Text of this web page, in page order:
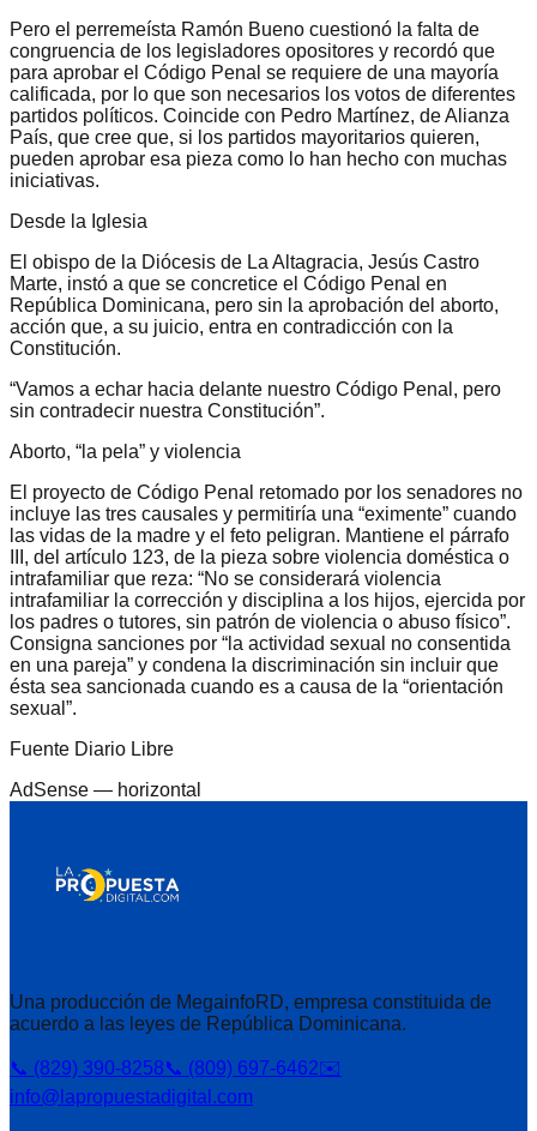
Pero el perremeísta Ramón Bueno cuestionó la falta de
congruencia de los legisladores opositores y recordó que
para aprobar el Código Penal se requiere de una mayoría
calificada, por lo que son necesarios los votos de diferentes
partidos políticos. Coincide con Pedro Martínez, de Alianza
País, que cree que, si los partidos mayoritarios quieren,
pueden aprobar esa pieza como lo han hecho con muchas
iniciativas.
Desde la Iglesia
El obispo de la Diócesis de La Altagracia, Jesús Castro
Marte, instó a que se concretice el Código Penal en
República Dominicana, pero sin la aprobación del aborto,
acción que, a su juicio, entra en contradicción con la
Constitución.
“Vamos a echar hacia delante nuestro Código Penal, pero
sin contradecir nuestra Constitución”.
Aborto, “la pela” y violencia
El proyecto de Código Penal retomado por los senadores no
incluye las tres causales y permitiría una “eximente” cuando
las vidas de la madre y el feto peligran. Mantiene el párrafo
III, del artículo 123, de la pieza sobre violencia doméstica o
intrafamiliar que reza: “No se considerará violencia
intrafamiliar la corrección y disciplina a los hijos, ejercida por
los padres o tutores, sin patrón de violencia o abuso físico”.
Consigna sanciones por “la actividad sexual no consentida
en una pareja” y condena la discriminación sin incluir que
ésta sea sancionada cuando es a causa de la “orientación
sexual”.
Fuente Diario Libre
AdSense — horizontal
Una producción de MegainfoRD, empresa constituida de
acuerdo a las leyes de República Dominicana.
📞 (829) 390-8258📞 (809) 697-6462✉️
info@lapropuestadigital.com